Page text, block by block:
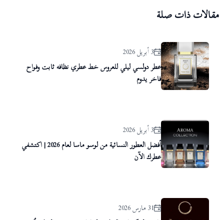
مقالات ذات صلة
3 أبريل 2026
عطر دولسي ليلي للعروس خط عطري نظافه ثابت وفواح
فاخر يدوم
3 أبريل 2026
أفضل العطور النسائية من لوسو ماسا لعام 2026 | اكتشفي
عطرك الآن
31 مارس 2026